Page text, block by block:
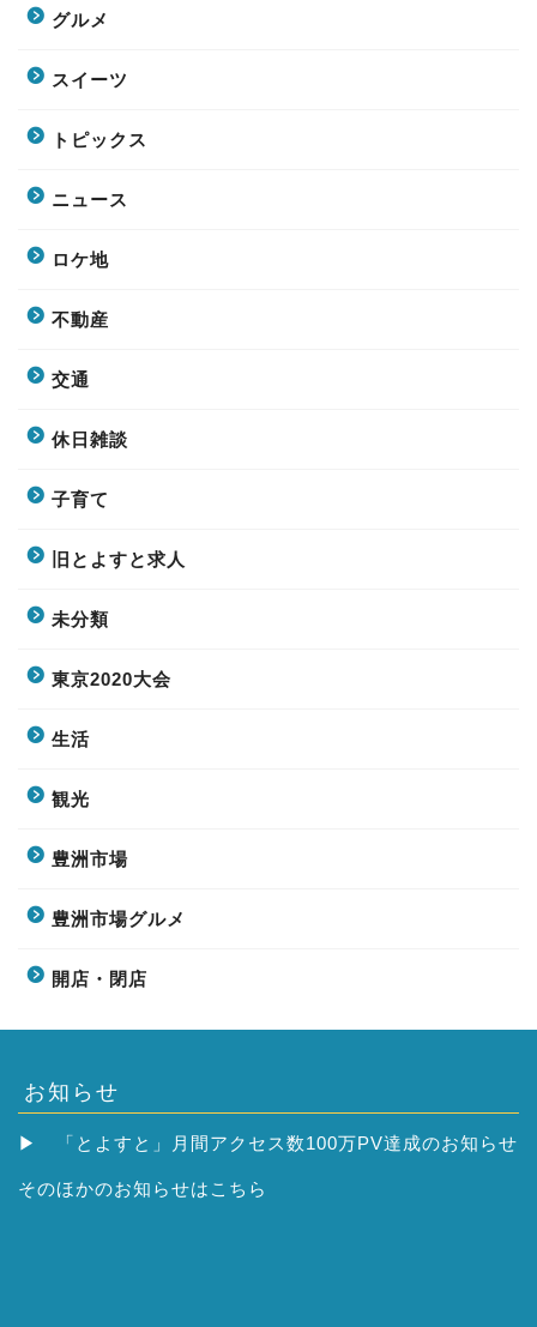
グルメ
スイーツ
トピックス
ニュース
ロケ地
不動産
交通
休日雑談
子育て
旧とよすと求人
未分類
東京2020大会
生活
観光
豊洲市場
豊洲市場グルメ
開店・閉店
お知らせ
▶ 「とよすと」月間アクセス数100万PV達成のお知らせ
そのほかのお知らせはこちら